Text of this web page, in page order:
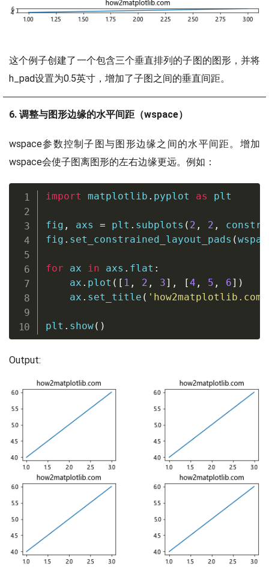
这个例子创建了一个包含三个垂直排列的子图的图形，并将
h_pad设置为0.5英寸，增加了子图之间的垂直间距。
6. 调整与图形边缘的水平间距（wspace）
wspace参数控制子图与图形边缘之间的水平间距。增加
wspace会使子图离图形的左右边缘更远。例如：
import matplotlib . pyplot as plt
fig , axs = plt . subplots ( 2 , 2 ,
fig . set_constrained_layout_pads (
for ax in axs . flat :
    ax
. plot ( [ 1 , 2 , 3] , [4 , 5 , 6] )
    ax
. set_title ( 'how2matplotlib.com'
plt . show( )
Output: